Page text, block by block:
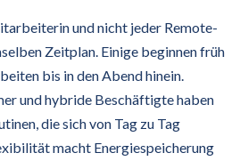
und nicht jeder Remote-
Zeitplan. Einige beginnen früh
bis in den Abend hinein.
und hybride Beschäftigte haben
die sich von Tag zu Tag
macht Energiespeicherung